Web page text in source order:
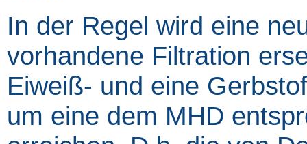
In der Regel wird eine
vorhandene Filtration
Eiweiß- und eine
um eine dem MHD